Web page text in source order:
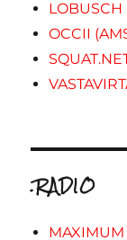
OCCII
.RADIO
MAXIMUM